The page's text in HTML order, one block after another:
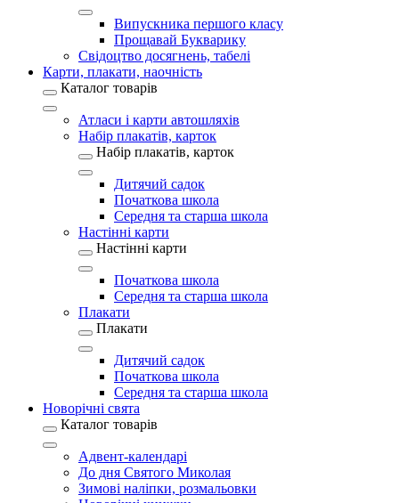
Випускника першого класу
Прощавай Букварику
Свідоцтво досягнень, табелі
Карти, плакати, наочність
Каталог товарів
Атласи і карти автошляхів
Набір плакатів, карток
Набір плакатів, карток
Дитячий садок
Початкова школа
Середня та старша школа
Настінні карти
Настінні карти
Початкова школа
Середня та старша школа
Плакати
Плакати
Дитячий садок
Початкова школа
Середня та старша школа
Новорічні свята
Каталог товарів
Адвент-календарі
До дня Святого Миколая
Зимові наліпки, розмальовки